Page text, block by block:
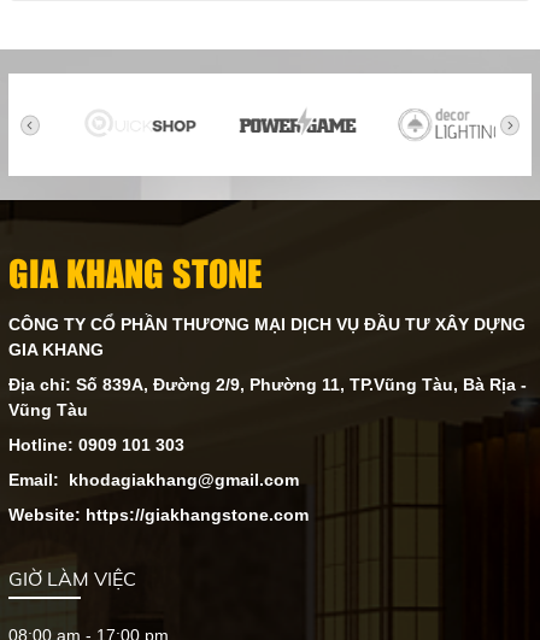
GIA KHANG STONE
CÔNG TY CỔ PHẦN THƯƠNG MẠI DỊCH VỤ ĐẦU TƯ XÂY DỰNG
GIA KHANG
Địa chỉ: Số 839A, Đường 2/9, Phường 11, TP.Vũng Tàu, Bà Rịa -
Vũng Tàu
Hotline: 0909 101 303
Email: khodagiakhang@gmail.com
Website: https://giakhangstone.com
GIỜ LÀM VIỆC
08:00 am - 17:00 pm